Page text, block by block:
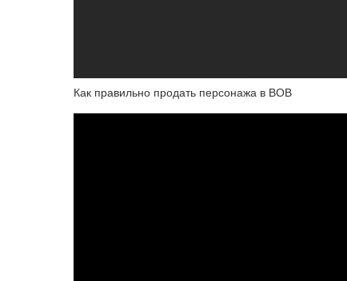
Как правильно продать персонажа в ВОВ